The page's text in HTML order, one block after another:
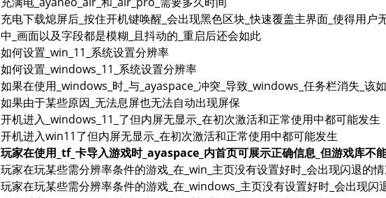
充电下载熄屏后_按住开机键唤醒_会出现黑色区块_快速覆盖主界面_使得用户
中_画面以及字段都是模糊_且抖动的_重启后还会如此
如何设置_win_11_系统设置分辨率
如何设置_windows_11_系统设置分辨率
如果在使用_windows_时_与_ayaspace_冲突_导致_windows_任务栏消失_该
如果由于某些原因_无法息屏也无法自动出现屏保
开机进入_windows_11_了但内屏无显示_在初次激活和正常使用中都可能发生
开机进入win11了但内屏无显示_在初次激活和正常使用中都可能发生
玩家在使用_tf_卡导入游戏时_ayaspace_内首页可展示正确信息_但游戏库不
玩家在玩某些需分辨率条件的游戏_在_win_主页没有设置好时_会出现闪退的
玩家在玩某些需分辨率条件的游戏_在_windows_主页没有设置好时_会出现闪